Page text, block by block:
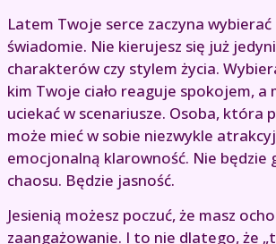
Latem Twoje serce zaczyna
świadomie. Nie kierujesz się już
charakterów czy stylem życia.
kim Twoje ciało reaguje spokojem, a
uciekać w scenariusze. Osoba, która
może mieć w sobie niezwykle
emocjonalną klarowność. Nie będzie
chaosu. Będzie jasność.
Jesienią możesz poczuć, że masz
zaangażowanie. I to nie dlatego, że